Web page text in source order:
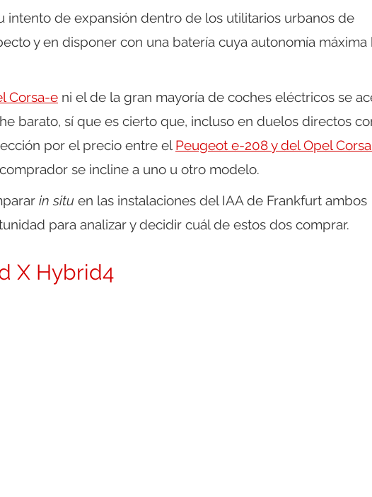
intento de expansión dentro de los utilitarios urbanos de
y en disponer con una batería cuya autonomía máxima
Corsa-e ni el de la gran mayoría de coches eléctricos se
barato, sí que es cierto que, incluso en duelos directos
por el precio entre el Peugeot e-208 y del Opel
se incline a uno u otro modelo.
in situ en las instalaciones del IAA de Frankfurt ambos
para analizar y decidir cuál de estos dos comprar.
X Hybrid4